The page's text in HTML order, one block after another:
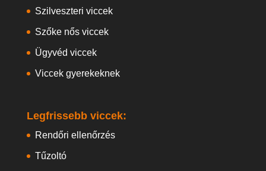
Szilveszteri viccek
Szőke nős viccek
Ügyvéd viccek
Viccek gyerekeknek
Legfrissebb viccek:
Rendőri ellenőrzés
Tűzoltó